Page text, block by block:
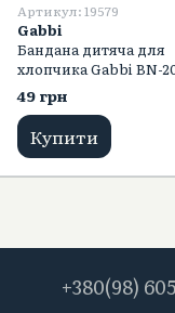
Артикул: 19579
Gabbi
Бандана дитяча для
хлопчика Gabbi BN-
р. 48/50
49 грн
Купити
+380(98)